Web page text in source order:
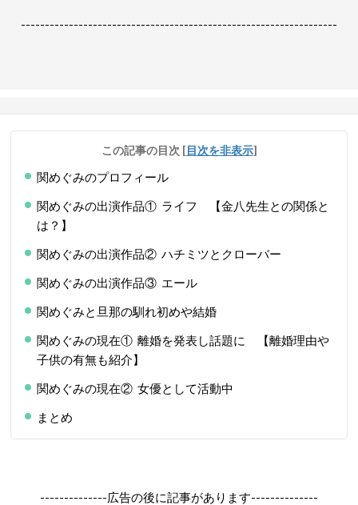
------------------------------------------------------------------
この記事の目次 [目次を非表示]
関めぐみのプロフィール
関めぐみの出演作品① ライフ 【金八先生との関係と
は？】
関めぐみの出演作品② ハチミツとクローバー
関めぐみの出演作品③ エール
関めぐみと旦那の馴れ初めや結婚
関めぐみの現在① 離婚を発表し話題に 【離婚理由や
子供の有無も紹介】
関めぐみの現在② 女優として活動中
まとめ
--------------広告の後に記事があります--------------